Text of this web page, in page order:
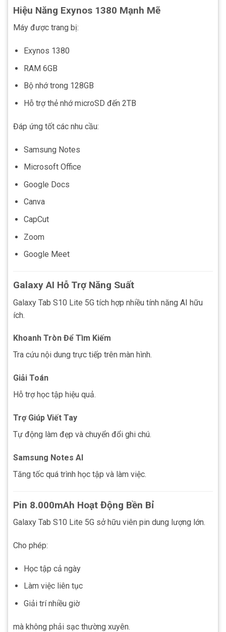
Hiệu Năng Exynos 1380 Mạnh Mẽ
Máy được trang bị:
Exynos 1380
RAM 6GB
Bộ nhớ trong 128GB
Hỗ trợ thẻ nhớ microSD đến 2TB
Đáp ứng tốt các nhu cầu:
Samsung Notes
Microsoft Office
Google Docs
Canva
CapCut
Zoom
Google Meet
Galaxy AI Hỗ Trợ Năng Suất
Galaxy Tab S10 Lite 5G tích hợp nhiều tính năng AI hữu
ích.
Khoanh Tròn Để Tìm Kiếm
Tra cứu nội dung trực tiếp trên màn hình.
Giải Toán
Hỗ trợ học tập hiệu quả.
Trợ Giúp Viết Tay
Tự động làm đẹp và chuyển đổi ghi chú.
Samsung Notes AI
Tăng tốc quá trình học tập và làm việc.
Pin 8.000mAh Hoạt Động Bền Bỉ
Galaxy Tab S10 Lite 5G sở hữu viên pin dung lượng lớn.
Cho phép:
Học tập cả ngày
Làm việc liên tục
Giải trí nhiều giờ
mà không phải sạc thường xuyên.